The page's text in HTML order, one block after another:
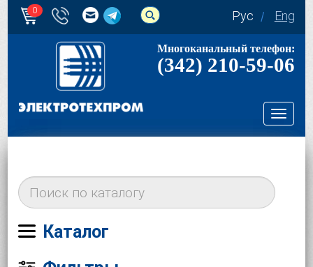
0 Рус Eng
Многоканальный телефон:
(342) 210-59-06
Каталог